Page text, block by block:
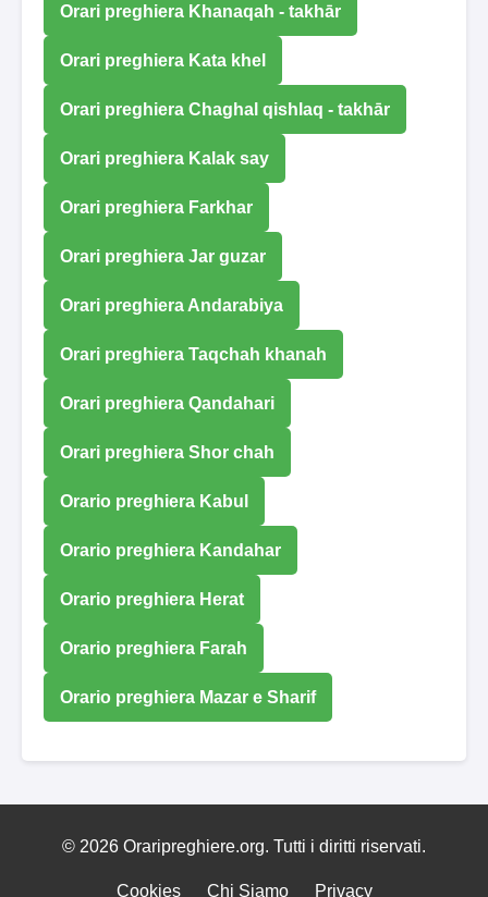
Orari preghiera Khanaqah - takhār
Orari preghiera Kata khel
Orari preghiera Chaghal qishlaq - takhār
Orari preghiera Kalak say
Orari preghiera Farkhar
Orari preghiera Jar guzar
Orari preghiera Andarabiya
Orari preghiera Taqchah khanah
Orari preghiera Qandahari
Orari preghiera Shor chah
Orario preghiera Kabul
Orario preghiera Kandahar
Orario preghiera Herat
Orario preghiera Farah
Orario preghiera Mazar e Sharif
© 2026 Oraripreghiere.org. Tutti i diritti riservati.
Cookies Chi Siamo Privacy